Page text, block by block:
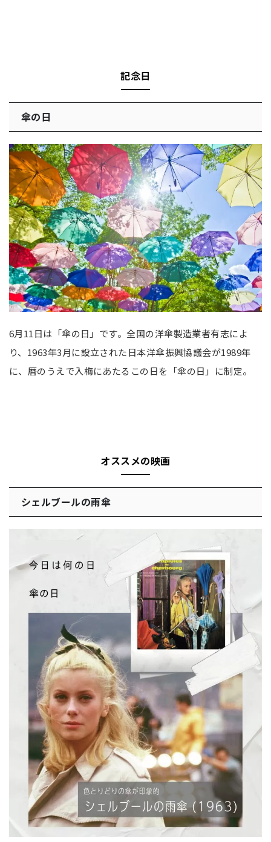
記念日
傘の日
6月11日は「傘の日」です。全国の洋傘製造業者有志によ
り、1963年3月に設立された日本洋傘振興協議会が1989年
に、暦のうえで入梅にあたるこの日を「傘の日」に制定。
オススメの映画
シェルブールの雨傘